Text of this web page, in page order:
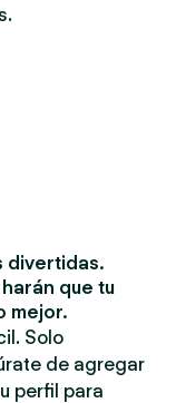
divertidas.
que tu
mejor.
Solo
de agregar
perfil para